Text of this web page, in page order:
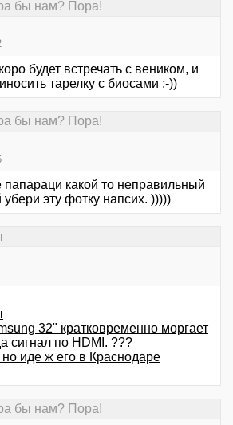
бы нам? Пора!
будет встречать с веником, и
тарелку с биосами ;-))
бы нам? Пора!
какой то неправильный
эту фотку напсих. )))))
32" кратковременно моргает
сигнал по HDMI. ???
иде ж его в Краснодаре
бы нам? Пора!